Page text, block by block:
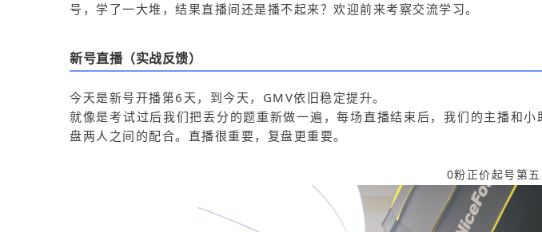
号，学了一大堆，结果直播间还是播不起来？欢迎前来考察交流学习。
新号直播（实战反馈）
今天是新号开播第6天，到今天，GMV依旧稳定提升。
就像是考试过后我们把丢分的题重新做一遍，每场直播结束后，我们的主播和
盘两人之间的配合。直播很重要，复盘更重要。
0粉正价起号第五